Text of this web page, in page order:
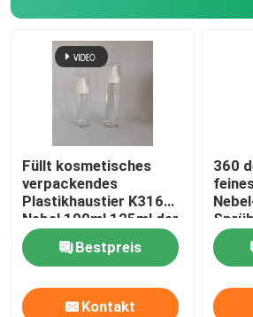
Füllt kosmetisches
verpackendes
Plastikhaustier K316
Nebel 100ml 125ml der
Lichtschutz-leeren
niedrigen Geldstrafe ab
Bestpreis
Kontakt
360